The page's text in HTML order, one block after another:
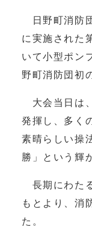
日野町消防
に実施された
いて小型ポン
野町消防団初
大会当日は
発揮し、多く
素晴らしい操
勝」という輝
長期にわた
もとより、消
た。